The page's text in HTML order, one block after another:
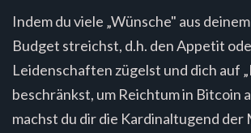
Indem du viele „Wünsche" aus
Budget streichst, d.h. den Appetit
Leidenschaften zügelst und dich auf
beschränkst, um Reichtum in Bitcoin
machst du dir die Kardinaltugend der